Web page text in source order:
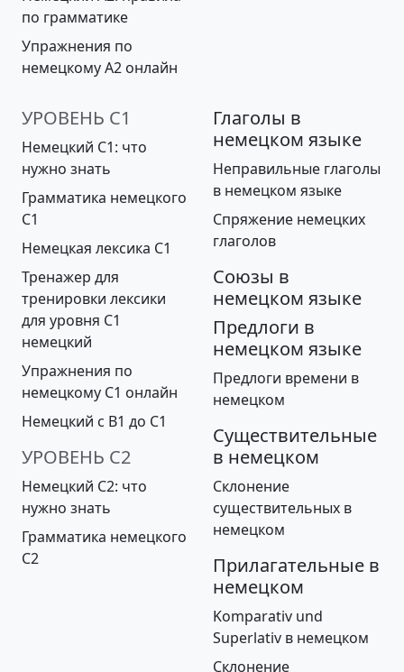
по грамматике
Упражнения по
немецкому A2 онлайн
УРОВЕНЬ С1
Немецкий С1: что
нужно знать
Грамматика немецкого
C1
Немецкая лексика C1
Тренажер для
тренировки лексики
для уровня С1
немецкий
Упражнения по
немецкому C1 онлайн
Немецкий с B1 до С1
УРОВЕНЬ С2
Немецкий С2: что
нужно знать
Грамматика немецкого
C2
Глаголы в
немецком языке
Неправильные глаголы
в немецком языке
Спряжение немецких
глаголов
Союзы в
немецком языке
Предлоги в
немецком языке
Предлоги времени в
немецком
Существительные
в немецком
Склонение
существительных в
немецком
Прилагательные в
немецком
Komparativ und
Superlativ в немецком
Cклонение